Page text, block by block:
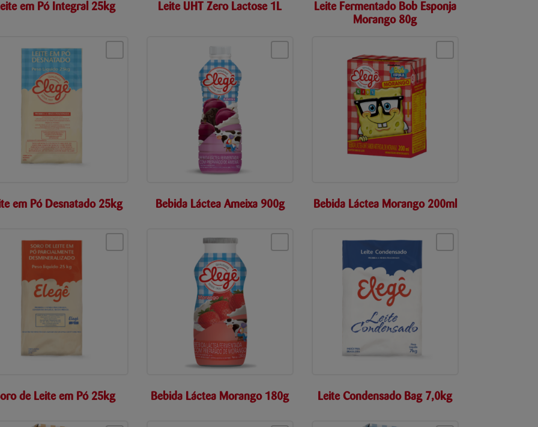
em Pó Integral 25kg Leite UHT Zero Lactose 1L
Leite Fermentado Bob Esponja
Morango 80g
em Pó Desnatado 25kg Bebida Láctea Ameixa 900g Bebida Láctea Morango 200ml
de Leite em Pó 25kg Bebida Láctea Morango 180g Leite Condensado Bag 7,0kg